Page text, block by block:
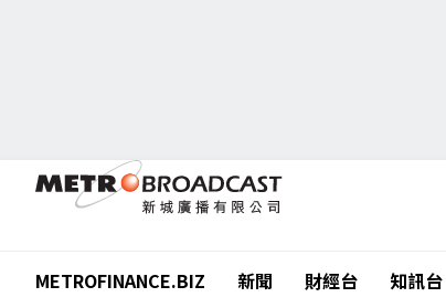
METROFINANCE.BIZ 新聞 財經台 知訊台